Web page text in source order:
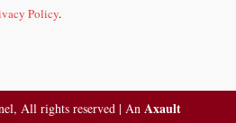
Policy.
All rights reserved | An Axault